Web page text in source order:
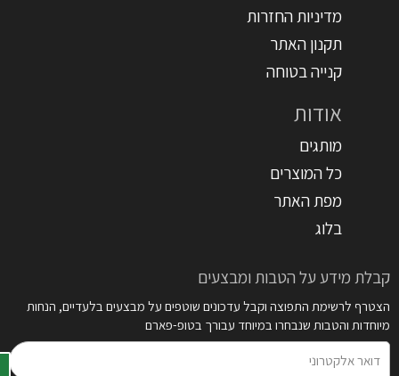
מדיניות החזרות
תקנון האתר
קנייה בטוחה
אודות
מותגים
כל המוצרים
מפת האתר
בלוג
קבלת מידע על הטבות ומבצעים
הצטרף לרשימת התפוצה וקבל עדכונים שוטפים על מבצעים בלעדיים, הנחות
מיוחדות והטבות שנבחרו במיוחד עבורך בטופ-פארם
אלקטרוני